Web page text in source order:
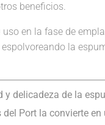
beneficios.
uso en la fase de
espolvoreando la
y delicadeza de la
del Port la convierte